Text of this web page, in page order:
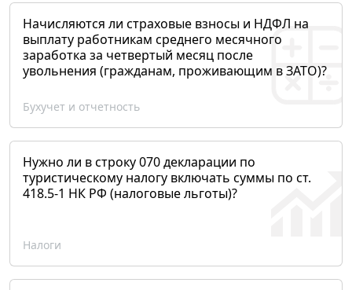
Начисляются ли страховые взносы и НДФЛ на
выплату работникам среднего месячного
заработка за четвертый месяц после
увольнения (гражданам, проживающим в ЗАТО)?
Бухучет и отчетность
Нужно ли в строку 070 декларации по
туристическому налогу включать суммы по ст.
418.5-1 НК РФ (налоговые льготы)?
Налоги